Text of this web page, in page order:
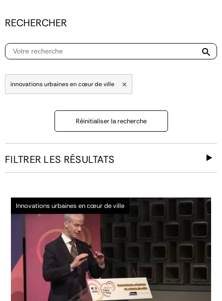
RECHERCHER
innovations urbaines en cœur de ville
Réinitialiser la recherche
FILTRER LES RÉSULTATS
Innovations urbaines en cœur de ville